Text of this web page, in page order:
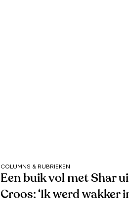
COLUMNS & RUBRIEKEN
Een buik vol met Shar
Croos: ‘Ik werd wakker